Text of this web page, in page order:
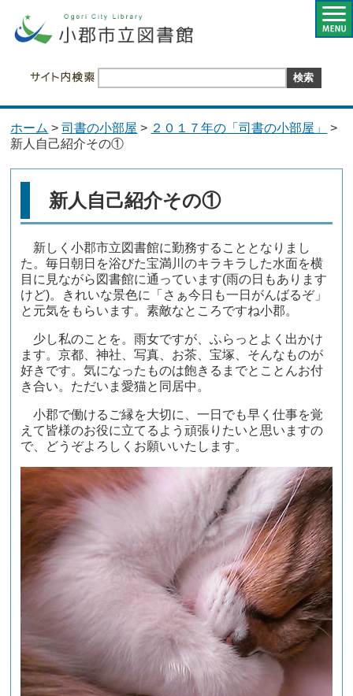
ホーム >司書の小部屋 > ２０１７年の「司書の小部屋」
>
新人自己紹介その①
新人自己紹介その①
新しく小郡市立図書館に勤務することとなりまし
た。毎日朝日を浴びた宝満川のキラキラした水面を横
目に見ながら図書館に通っています(雨の日もあります
けど)。きれいな景色に「さぁ今日も一日がんばるぞ」
と元気をもらいます。素敵なところですね小郡。
少し私のことを。雨女ですが、ふらっとよく出かけ
ます。京都、神社、写真、お茶、宝塚、そんなものが
好きです。気になったものは飽きるまでとことんお付
き合い。ただいま愛猫と同居中。
小郡で働けるご縁を大切に、一日でも早く仕事を覚
えて皆様のお役に立てるよう頑張りたいと思いますの
で、どうぞよろしくお願いいたします。